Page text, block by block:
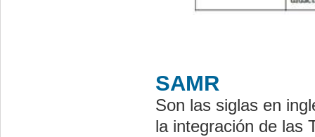
SAMR
Son las siglas en
la integración de las